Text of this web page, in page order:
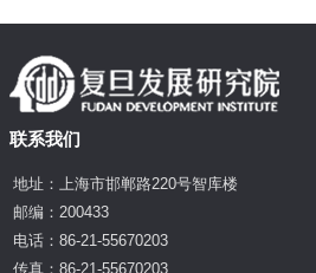
联系我们
地址：上海市邯郸路220号智库楼
邮编：200433
电话：86-21-55670203
传真：86-21-55670203